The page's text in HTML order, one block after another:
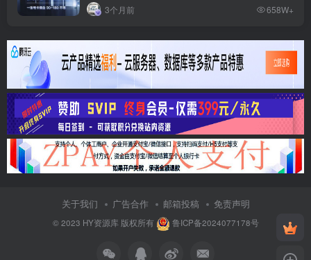
3个月前 658W+
关于我们 广告合作 邮箱投稿 免责声明
© 2023 HY资源库版权所有 鲁ICP备2024077178号